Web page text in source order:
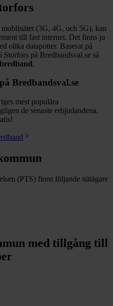
(3G, 4G, och 5G), kan
till fast internet. Det finns ju
olika datapotter. Baserat på
på Bredbandsval.se så
.
Bredbandsval.se
mest populära
de senaste erbjudandena.
(PTS) finns följande nätägare
med tillgång till